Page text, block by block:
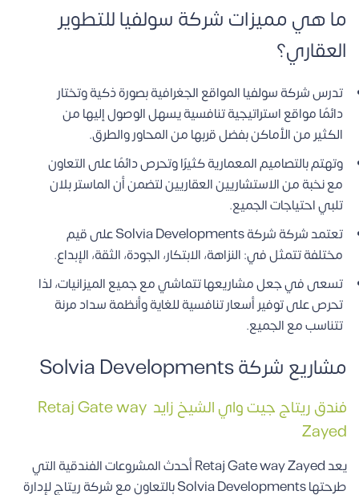
ما هي مميزات شركة سولفيا للتطوير
العقاري؟
تدرس شركة سولفيا المواقع الجغرافية بصورة ذكية وتختار
دائمًا مواقع استراتيجية تنافسية يسهل الوصول إليها من
الكثير من الأماكن بفضل قربها من المحاور والطرق.
وتهتم بالتصاميم المعمارية كثيرًا وتحرص دائمًا على التعاون
مع نخبة من الاستشاريين العقاريين لتضمن أن الماستر بلان
تلبي احتياجات الجميع.
تعتمد شركة شركة Solvia Developments على قيم
مختلفة تتمثل في: النزاهة، الابتكار، الجودة، الثقة، الإبداع.
تسعى في جعل مشاريعها تتماشي مع جميع الميزانيات، لذا
تحرص على توفير أسعار تنافسية للغاية وأنظمة سداد مرنة
تتناسب مع الجميع.
مشاريع شركة Solvia Developments
فندق ريتاج جيت واي الشيخ زايد Retaj Gate way
Zayed
يعد Retaj Gate way Zayed أحدث المشروعات الفندقية التي
طرحتها Solvia Developments بالتعاون مع شركة ريتاج لإدارة